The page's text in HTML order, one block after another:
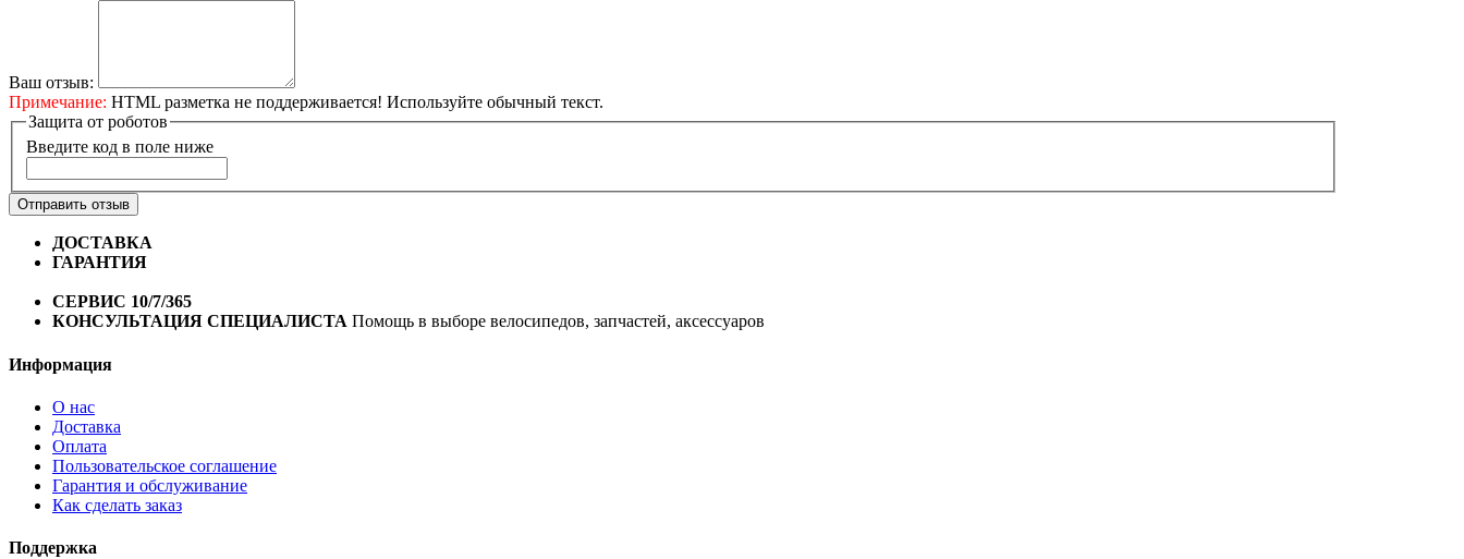
Ваш отзыв:
Примечание: HTML разметка не поддерживается! Используйте обычный текст.
Защита от роботов
Введите код в поле ниже
Отправить отзыв
ДОСТАВКА
ГАРАНТИЯ
СЕРВИС 10/7/365
КОНСУЛЬТАЦИЯ СПЕЦИАЛИСТА Помощь в выборе велосипедов, запчастей, аксессуаров
Информация
О нас
Доставка
Оплата
Пользовательское соглашение
Гарантия и обслуживание
Как сделать заказ
Поддержка